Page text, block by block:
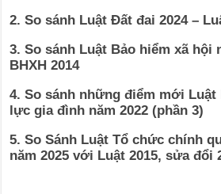
2. So sánh Luật Đất đai 2024 –
3. So sánh Luật Bảo hiểm xã hội
BHXH 2014
4. So sánh những điểm mới Luật
lực gia đình năm 2022 (phần 3)
5. So Sánh Luật Tổ chức chính
năm 2025 với Luật 2015, sửa đổi